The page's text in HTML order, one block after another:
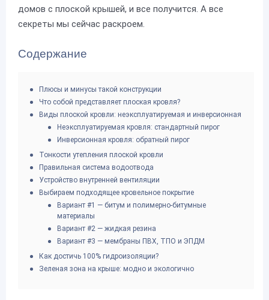
домов с плоской крышей, и все получится. А все
секреты мы сейчас раскроем.
Содержание
Плюсы и минусы такой конструкции
Что собой представляет плоская кровля?
Виды плоской кровли: неэксплуатируемая и инверсионная
Неэксплуатируемая кровля: стандартный пирог
Инверсионная кровля: обратный пирог
Тонкости утепления плоской кровли
Правильная система водоотвода
Устройство внутренней вентиляции
Выбираем подходящее кровельное покрытие
Вариант #1 — битум и полимерно-битумные
материалы
Вариант #2 — жидкая резина
Вариант #3 — мембраны ПВХ, ТПО и ЭПДМ
Как достичь 100% гидроизоляции?
Зеленая зона на крыше: модно и экологично